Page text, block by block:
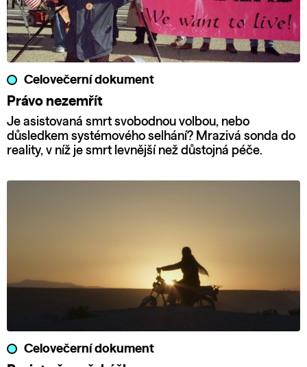
Celovečerní dokument
Právo nezemřít
Je asistovaná smrt svobodnou volbou, nebo
důsledkem systémového selhání? Mrazivá sonda do
reality, v níž je smrt levnější než důstojná péče.
Celovečerní dokument